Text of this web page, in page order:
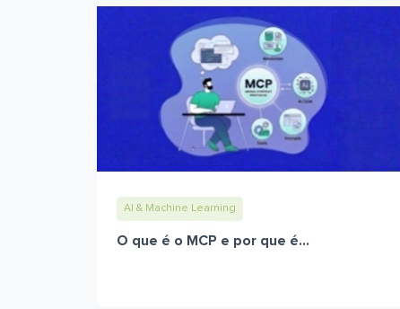
AI & Machine Learning
O que é o MCP e por que é...